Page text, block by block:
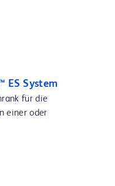
ES System
für die
einer oder